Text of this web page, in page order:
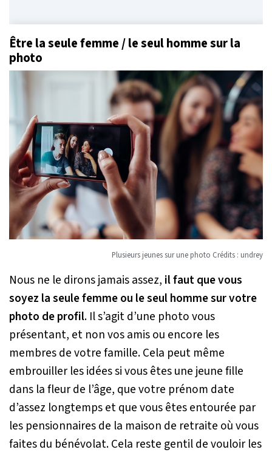
Être la seule femme / le seul homme sur la
photo
Plusieurs jeunes sur une photo Crédits : undrey
Nous ne le dirons jamais assez, il faut que vous
soyez la seule femme ou le seul homme sur votre
photo de profil. Il s’agit d’une photo vous
présentant, et non vos amis ou encore les
membres de votre famille. Cela peut même
embrouiller les idées si vous êtes une jeune fille
dans la fleur de l’âge, que votre prénom date
d’assez longtemps et que vous êtes entourée par
les pensionnaires de la maison de retraite où vous
faites du bénévolat. Cela reste gentil de vouloir les